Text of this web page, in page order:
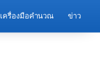
เครื่องมือคำนวณ ข่าว